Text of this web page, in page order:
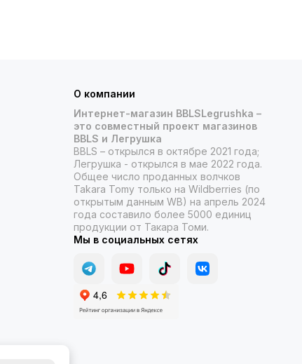
О компании
Интернет-магазин BBLSLegrushka –
это совместный проект магазинов
BBLS и Легрушка
BBLS – открылся в октябре 2021 года;
Легрушка - открылся в мае 2022 года.
Общее число проданных волчков
Takara Tomy только на Wildberries (по
открытым данным WB) на апрель 2024
года составило более 5000 единиц
продукции от Такара Томи.
Мы в социальных сетях